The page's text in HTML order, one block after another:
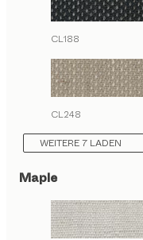
CL188
CL248
WEITERE 7 LADEN
Maple